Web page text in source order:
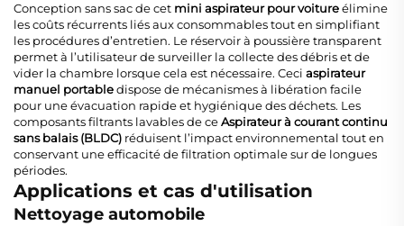
Conception sans sac de cet mini aspirateur pour voitureélimine
les coûts récurrents liés aux consommables tout en simplifiant
les procédures d’entretien. Le réservoir à poussière transparent
permet à l’utilisateur de surveiller la collecte des débris et de
vider la chambre lorsque cela est nécessaire. Ceci aspirateur
manuel portabledispose de mécanismes à libération facile
pour une évacuation rapide et hygiénique des déchets. Les
composants filtrants lavables de ceAspirateur à courant continu
sans balais (BLDC) réduisent l’impact environnemental tout en
conservant une efficacité de filtration optimale sur de longues
périodes.
Applications et cas d'utilisation
Nettoyage automobile